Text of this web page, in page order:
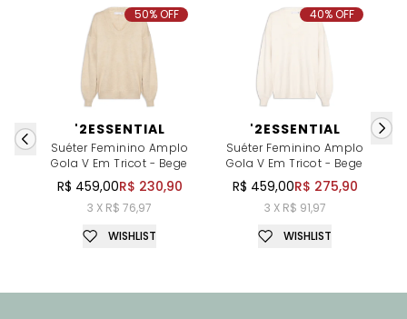
'2ESSENTIAL
Suéter Feminino Amplo
Gola V Em Tricot - Bege
R$ 459,00R$ 230,90
3 X R$ 76,97
50% OFF
WISHLIST
'2ESSENTIAL
Suéter Feminino Amplo
Gola V Em Tricot - Bege
R$ 459,00R$ 275,90
3 X R$ 91,97
40% OFF
WISHLIST